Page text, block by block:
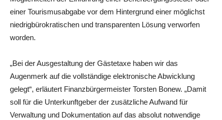
einer Tourismusabgabe vor dem Hintergrund einer möglichst
niedrigbürokratischen und transparenten Lösung verworfen
worden.
„Bei der Ausgestaltung der Gästetaxe haben wir das
Augenmerk auf die vollständige elektronische Abwicklung
gelegt“, erläutert Finanzbürgermeister Torsten Bonew. „Damit
soll für die Unterkunftgeber der zusätzliche Aufwand für
Verwaltung und Dokumentation auf das absolut notwendige